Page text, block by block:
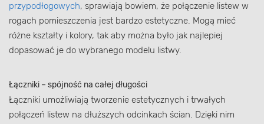
przypodłogowych, sprawiają bowiem, że połączenie listew w
rogach pomieszczenia jest bardzo estetyczne. Mogą mieć
różne kształty i kolory, tak aby można było jak najlepiej
dopasować je do wybranego modelu listwy.
Łączniki – spójność na całej długości
Łączniki umożliwiają tworzenie estetycznych i trwałych
połączeń listew na dłuższych odcinkach ścian. Dzięki nim